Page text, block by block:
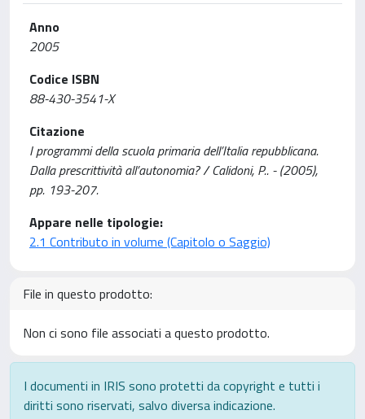
Anno
2005
Codice ISBN
88-430-3541-X
Citazione
I programmi della scuola primaria dell’Italia repubblicana.
Dalla prescrittività all’autonomia? / Calidoni, P.. - (2005),
pp. 193-207.
Appare nelle tipologie:
2.1 Contributo in volume (Capitolo o Saggio)
File in questo prodotto:
Non ci sono file associati a questo prodotto.
I documenti in IRIS sono protetti da copyright e tutti i
diritti sono riservati, salvo diversa indicazione.